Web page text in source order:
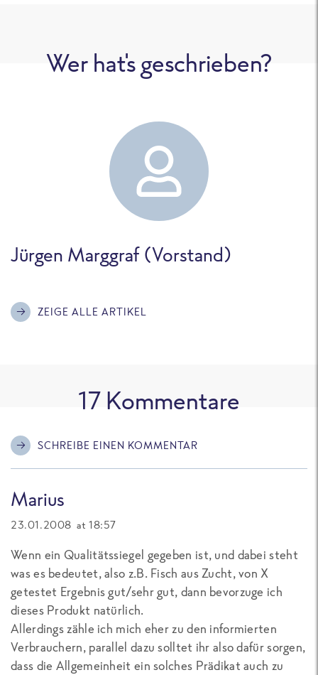
Wer hat's geschrieben?
Jürgen Marggraf (Vorstand)
ZEIGE ALLE ARTIKEL
17Kommentare
SCHREIBE EINEN KOMMENTAR
Marius
23.01.2008 at 18:57
Wenn ein Qualitätssiegel gegeben ist, und dabei steht
was es bedeutet, also z.B. Fisch aus Zucht, von X
getestet Ergebnis gut/sehr gut, dann bevorzuge ich
dieses Produkt natürlich.
Allerdings zähle ich mich eher zu den informierten
Verbrauchern, parallel dazu solltet ihr also dafür sorgen,
dass die Allgemeinheit ein solches Prädikat auch zu